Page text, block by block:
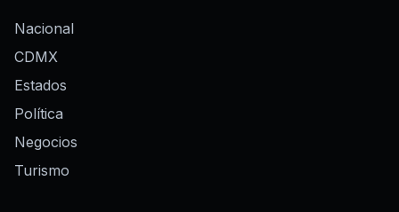
Nacional
CDMX
Estados
Política
Negocios
Turismo